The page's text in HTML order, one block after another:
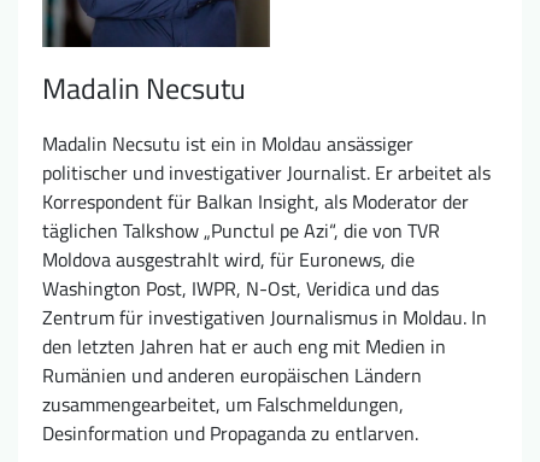
Madalin Necsutu
Madalin Necsutu ist ein in Moldau ansässiger
politischer und investigativer Journalist. Er arbeitet als
Korrespondent für Balkan Insight, als Moderator der
täglichen Talkshow „Punctul pe Azi“, die von TVR
Moldova ausgestrahlt wird, für Euronews, die
Washington Post, IWPR, N-Ost, Veridica und das
Zentrum für investigativen Journalismus in Moldau. In
den letzten Jahren hat er auch eng mit Medien in
Rumänien und anderen europäischen Ländern
zusammengearbeitet, um Falschmeldungen,
Desinformation und Propaganda zu entlarven.